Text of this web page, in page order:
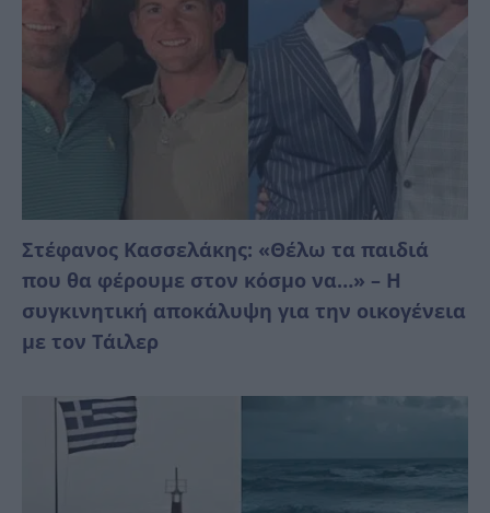
Στέφανος Κασσελάκης: «Θέλω τα παιδιά
που θα φέρουμε στον κόσμο να…» – Η
συγκινητική αποκάλυψη για την οικογένεια
με τον Τάιλερ